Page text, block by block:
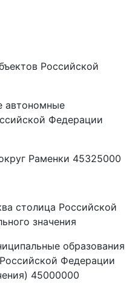
Российской
автономные
Федерации
Раменки 45325000
столица Российской
значения
образования
Федерации
45000000